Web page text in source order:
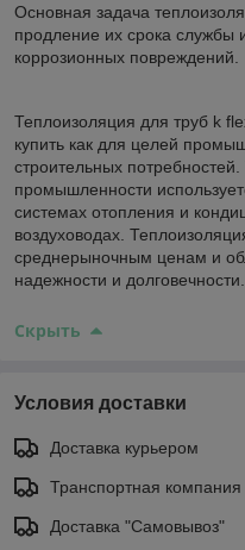
Основная задача
продление их срока службы
коррозионных повреждений.
Теплоизоляция для труб k
купить как для целей
строительных
промышленности
системах отопления и
воздуховодах.
среднерыночным ценам и
надежности и долговечности.
Скрыть
Условия доставки
Доставка курьером
Транспортная компания
Доставка "Самовывоз"